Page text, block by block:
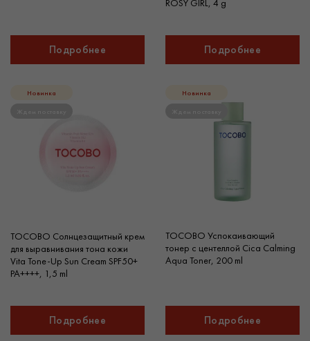
Подробнее
ROSY GIRL, 4 g
Подробнее
Новинка
TOCOBO Солнцезащитный крем
для выравнивания тона кожи
Vita Tone-Up Sun Cream SPF50+
PA++++, 1,5 ml
Подробнее
Новинка
TOCOBO Успокаивающий
тонер с центеллой Cica Calming
Aqua Toner, 200 ml
Подробнее